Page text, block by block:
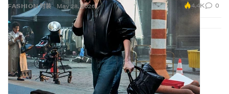
FASHION 时装 May 28, 2026 4.4K 0